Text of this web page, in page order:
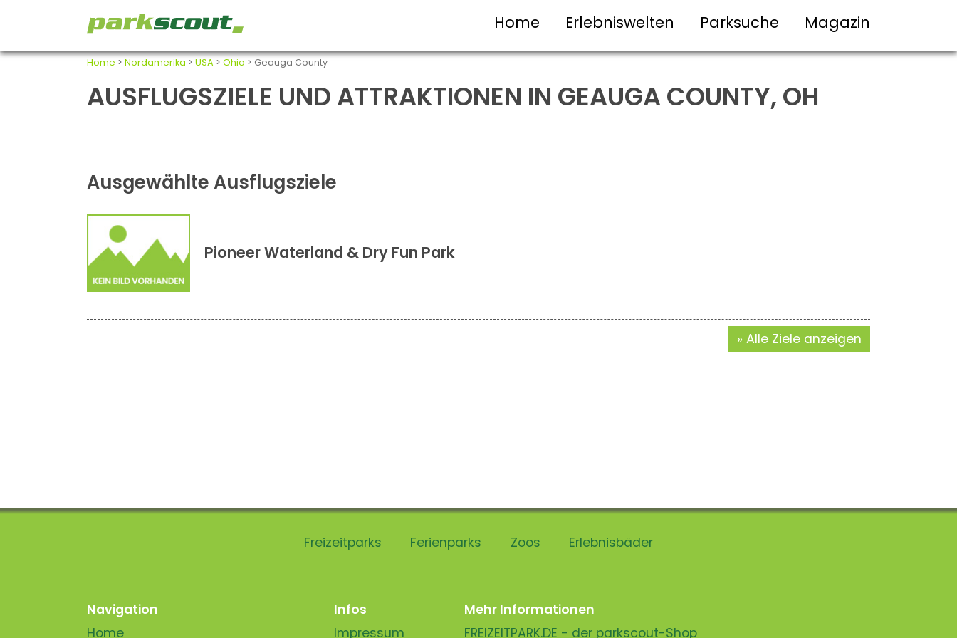
Home Erlebniswelten Parksuche Magazin
Home > Nordamerika > USA > Ohio > Geauga County
AUSFLUGSZIELE UND ATTRAKTIONEN IN GEAUGA COUNTY, OH
Ausgewählte Ausflugsziele
Pioneer Waterland & Dry Fun Park
Alle Ziele anzeigen
Freizeitparks Ferienparks Zoos Erlebnisbäder
Navigation
Home
Infos
Impressum
Mehr Informationen
FREIZEITPARK.DE - der parkscout-Shop